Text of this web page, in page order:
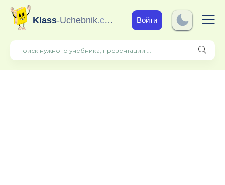
Klass-Uchebnik.com Войти